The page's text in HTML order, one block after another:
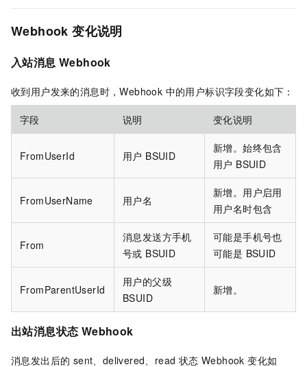
Webhook 变化说明
入站消息 Webhook
收到用户发来的消息时，Webhook 中的用户标识字段变化如下：
字段 说明 变化说明
FromUserId 用户 BSUID
新增。始终包含
用户 BSUID
FromUserName 用户名
新增。用户启用
用户名时包含
From
消息发送方手机
号或 BSUID
可能是手机号也
可能是 BSUID
FromParentUserId
用户的父级
BSUID
新增。
出站消息状态 Webhook
消息发出后的 sent、delivered、read 状态 Webhook 变化如